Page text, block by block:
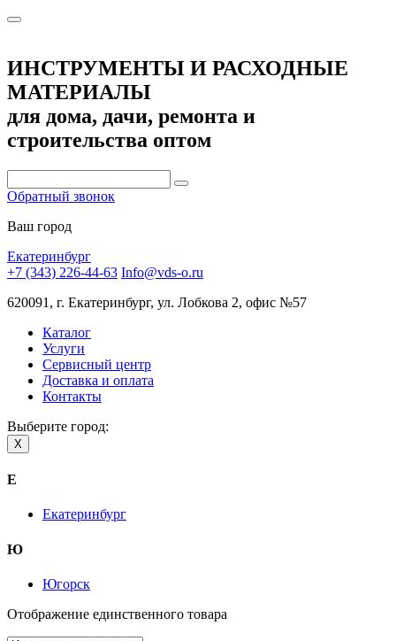
ИНСТРУМЕНТЫ И РАСХОДНЫЕ
МАТЕРИАЛЫ
для дома, дачи, ремонта и
строительства оптом
Обратный звонок
Ваш город
Екатеринбург
+7 (343) 226-44-63 Info@vds-o.ru
620091, г. Екатеринбург, ул. Лобкова 2, офис №57
Каталог
Услуги
Сервисный центр
Доставка и оплата
Контакты
Выберите город:
X
Е
Екатеринбург
Ю
Югорск
Отображение единственного товара